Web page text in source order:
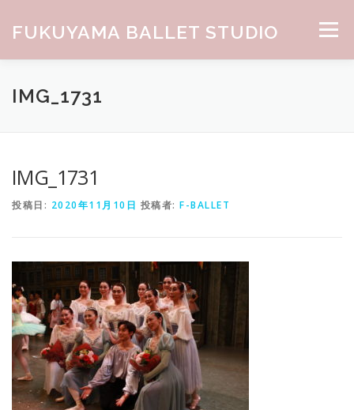
FUKUYAMA BALLET STUDIO メニュー
HOME ABOUT
IMG_1731
IMG_1731
投稿日: 2020年11月10日 投稿者: F-BALLET